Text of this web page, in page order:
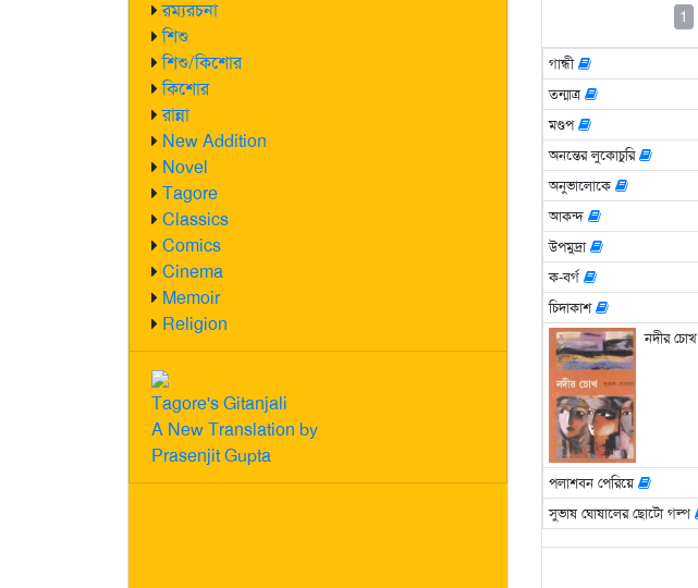
রম্যরচনা
শিশু
শিশু/কিশোর
কিশোর
রান্না
New Addition
Novel
Tagore
Classics
Comics
Cinema
Memoir
Religion
Tagore's Gitanjali
A New Translation by
Prasenjit Gupta
1
গান্ধী
তন্মাত্র
মণ্ডপ
অনন্তের লুকোচুরি
অনুভালোকে
আকন্দ
উপমুদ্রা
ক-বর্গ
চিদাকাশ
নদীর চোখ
পলাশবন পেরিয়ে
সুভাষ ঘোষালের ছোটো গল্প